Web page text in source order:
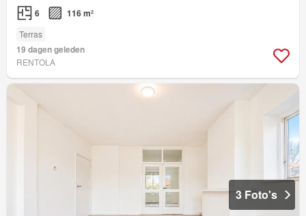
6 116 m²
Terras
19 dagen geleden
RENTOLA
3 Foto's